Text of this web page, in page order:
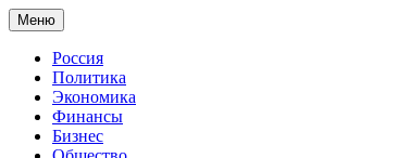
Меню
Россия
Политика
Экономика
Финансы
Бизнес